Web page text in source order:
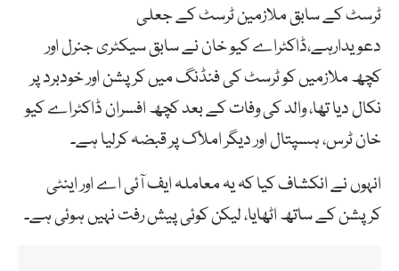
ٹرسٹ کے سابق ملازمین ٹرسٹ کے جعلی
دعویدارہے،ڈاکٹراے کیو خان نے سابق سیکٹری جنرل اور
کچھ ملازمیں کو ٹرسٹ کی فنڈنگ میں کرپشن اور خودبرد پر
نکال دیا تھا، والد کی وفات کے بعد کچھ افسران ڈاکٹراے کیو
خان ٹرس، ہسپتال اور دیگر املاک پر قبضہ کرلیا ہے۔
انہوں نے انکشاف کیا کہ یہ معاملہ ایف آئی اے اور اینٹی
کرپشن کے ساتھ اٹھایا، لیکن کوئی پیش رفت نہیں ہوئی ہے۔